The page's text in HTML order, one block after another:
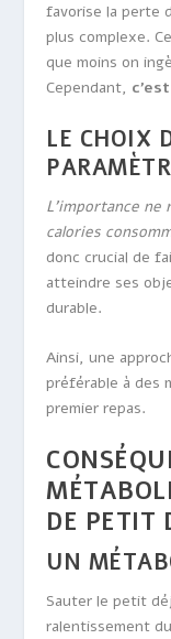
favorise la perte
plus complexe.
que moins on
Cependant,
LE CHOIX
L’importance
calories
donc crucial de
atteindre ses
durable.
Ainsi, une
préférable à des
premier repas.
DE PETIT
UN
Sauter le petit
ralentissement